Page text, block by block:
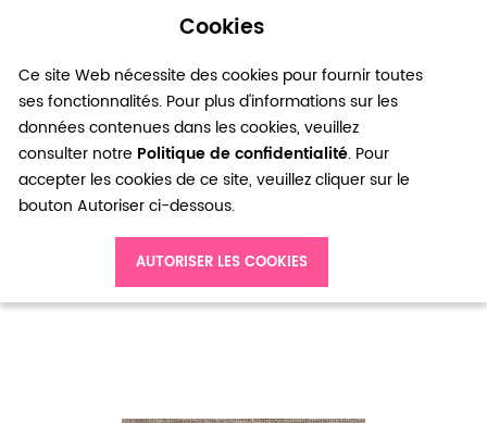
Cookies
Ce site Web nécessite des cookies pour fournir toutes
ses fonctionnalités. Pour plus d'informations sur les
données contenues dans les cookies, veuillez
consulter notre Politique de confidentialité. Pour
accepter les cookies de ce site, veuillez cliquer sur le
bouton Autoriser ci-dessous.
AUTORISER LES COOKIES
0
Clou à boucle 5.0cm Bronze vieilli x 40